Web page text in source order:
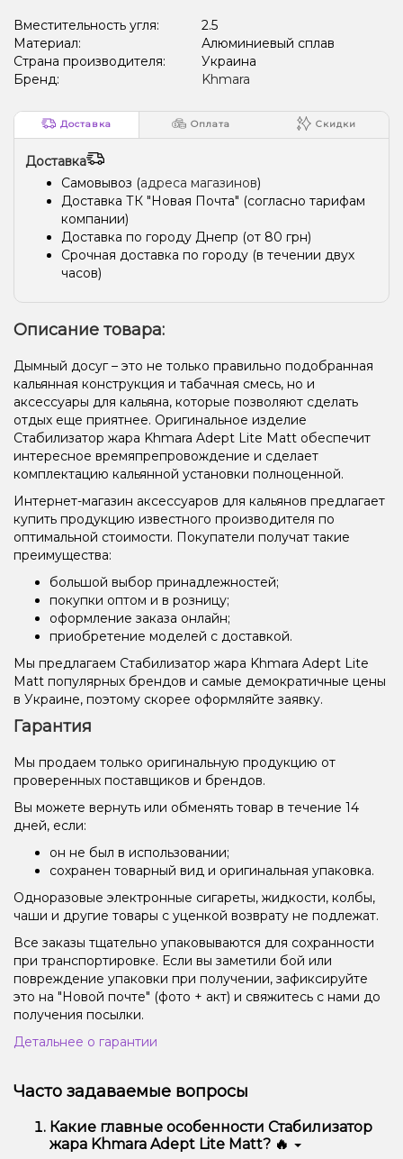
Вместительность угля:
2.5
Материал:
Алюминиевый сплав
Страна производителя:
Украина
Бренд:
Khmara
Доставка Оплата Скидки
Доставка
Самовывоз (адреса магазинов)
Доставка ТК "Новая Почта" (согласно тарифам
компании)
Доставка по городу Днепр (от 80 грн)
Срочная доставка по городу (в течении двух
часов)
Описание товара:
Дымный досуг – это не только правильно подобранная
кальянная конструкция и табачная смесь, но и
аксессуары для кальяна, которые позволяют сделать
отдых еще приятнее. Оригинальное изделие
Стабилизатор жара Khmara Adept Lite Matt обеспечит
интересное времяпрепровождение и сделает
комплектацию кальянной установки полноценной.
Интернет-магазин аксессуаров для кальянов предлагает
купить продукцию известного производителя по
оптимальной стоимости. Покупатели получат такие
преимущества:
большой выбор принадлежностей;
покупки оптом и в розницу;
оформление заказа онлайн;
приобретение моделей с доставкой.
Мы предлагаем Стабилизатор жара Khmara Adept Lite
Matt популярных брендов и самые демократичные цены
в Украине, поэтому скорее оформляйте заявку.
Гарантия
Мы продаем только оригинальную продукцию от
проверенных поставщиков и брендов.
Вы можете вернуть или обменять товар в течение 14
дней, если:
он не был в использовании;
сохранен товарный вид и оригинальная упаковка.
Одноразовые электронные сигареты, жидкости, колбы,
чаши и другие товары с уценкой возврату не подлежат.
Все заказы тщательно упаковываются для сохранности
при транспортировке. Если вы заметили бой или
повреждение упаковки при получении, зафиксируйте
это на "Новой почте" (фото + акт) и свяжитесь с нами до
получения посылки.
Детальнее о гарантии
Часто задаваемые вопросы
Какие главные особенности Стабилизатор
жара Khmara Adept Lite Matt? 🔥